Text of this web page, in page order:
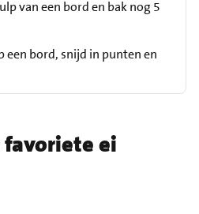
van een bord en bak nog 5
een bord, snijd in punten en
favoriete ei